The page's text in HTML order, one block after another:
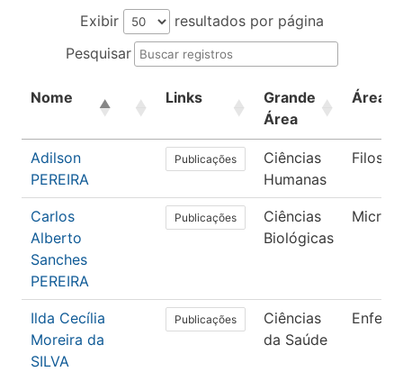
Exibir
resultados por página
Pesquisar
Nome Links
Grande
Área
Área
Adilson
PEREIRA
Publicações
Ciências
Humanas
Carlos
Alberto
Sanches
PEREIRA
Publicações
Ciências
Biológicas
Ilda Cecília
Moreira da
SILVA
Publicações
Ciências
da Saúde